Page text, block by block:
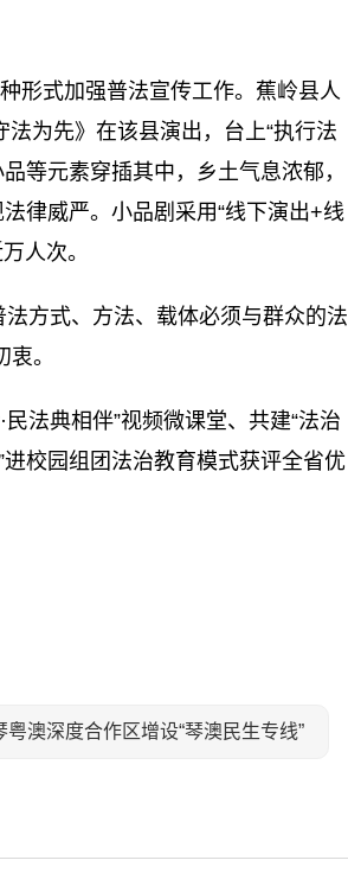
形式加强普法宣传工作。蕉岭县人
为先》在该县演出，台上“执行法
等元素穿插其中，乡土气息浓郁，
律威严。小品剧采用“线下演出+线
人次。
方式、方法、载体必须与群众的法
。
法典相伴”视频微课堂、共建“法治
校园组团法治教育模式获评全省优
粤澳深度合作区增设“琴澳民生专线”